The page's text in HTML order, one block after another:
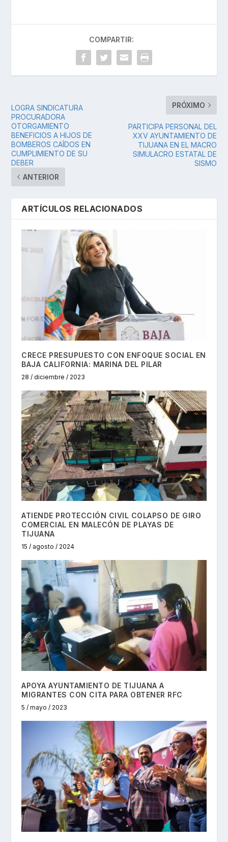
COMPARTIR:
LOGRA SINDICATURA
PROCURADORA
OTORGAMIENTO
BENEFICIOS A HIJOS DE
BOMBEROS CAÍDOS EN
CUMPLIMIENTO DE SU
DEBER
ANTERIOR
PRÓXIMO
PARTICIPA PERSONAL DEL
XXV AYUNTAMIENTO DE
TIJUANA EN EL MACRO
SIMULACRO ESTATAL DE
SISMO
ARTÍCULOS RELACIONADOS
CRECE PRESUPUESTO CON ENFOQUE SOCIAL EN
BAJA CALIFORNIA: MARINA DEL PILAR
28 / diciembre / 2023
ATIENDE PROTECCIÓN CIVIL COLAPSO DE GIRO
COMERCIAL EN MALECÓN DE PLAYAS DE
TIJUANA
15 / agosto / 2024
APOYA AYUNTAMIENTO DE TIJUANA A
MIGRANTES CON CITA PARA OBTENER RFC
5 / mayo / 2023